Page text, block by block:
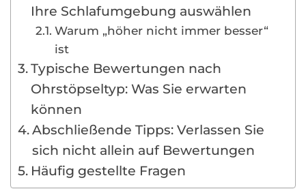
Ihre Schlafumgebung auswählen
Warum „höher nicht immer besser“
ist
Typische Bewertungen nach
Ohrstöpseltyp: Was Sie erwarten
können
Abschließende Tipps: Verlassen Sie
sich nicht allein auf Bewertungen
Häufig gestellte Fragen